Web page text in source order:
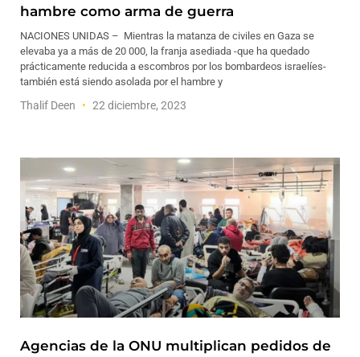
hambre como arma de guerra
NACIONES UNIDAS – Mientras la matanza de civiles en Gaza se
elevaba ya a más de 20 000, la franja asediada -que ha quedado
prácticamente reducida a escombros por los bombardeos israelíes-
también está siendo asolada por el hambre y
Thalif Deen 22 diciembre, 2023
Agencias de la ONU multiplican pedidos de